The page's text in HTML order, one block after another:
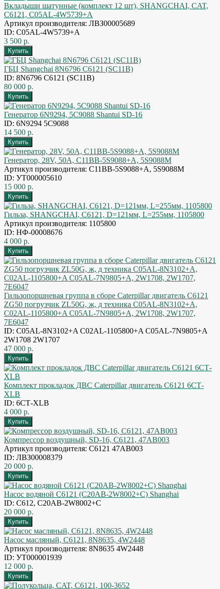
Вкладыши шатунные (комплект 12 шт), SHANGCHAI, CAT,
C6121, C05AL-4W5739+A
Артикул производителя: ЛВЗ00005689
ID: C05AL-4W5739+A
3 500 р.
ГБЦ Shangchai 8N6796 C6121 (SC11B)
ID: 8N6796 C6121 (SC11B)
80 000 р.
Генератор 6N9294, 5С9088 Shantui SD-16
ID: 6N9294 5С9088
14 500 р.
Генератор, 28V, 50A, С11BB-5S9088+A, 5S9088M
Артикул производителя: С11BB-5S9088+A, 5S9088M
ID: УТ000005610
15 000 р.
Гильза, SHANGCHAI, C6121, D=121мм, L=255мм, 1105800
Артикул производителя: 1105800
ID: НФ-00008676
4 000 р.
Гильзопоршневая группа в сборе Caterpillar двигатель C6121
ZG50 погрузчик ZL50G, ж, д техника C05AL-8N3102+A,
C02AL-1105800+A C05AL-7N9805+A, 2W1708, 2W1707,
7E6047
ID: C05AL-8N3102+A C02AL-1105800+A C05AL-7N9805+A
2W1708 2W1707
47 000 р.
Комплект прокладок ДВС Caterpillar двигатель C6121 6СТ-
XLB
ID: 6СТ-XLB
4 000 р.
Компрессор воздушный, SD-16, C6121, 47AB003
Артикул производителя: C6121 47AB003
ID: ЛВЗ00008379
20 000 р.
Насос водяной С6121 (C20AB-2W8002+C) Shanghai
ID: С612, C20AB-2W8002+C
20 000 р.
Насос масляный, C6121, 8N8635, 4W2448
Артикул производителя: 8N8635 4W2448
ID: УТ000001939
12 000 р.